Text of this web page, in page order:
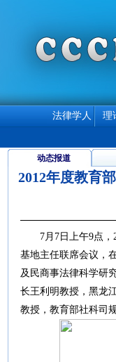
法律学人 理
动态报道
2012年度教育
7月 7 日上午9点，
基地主任联席会议，
及民商事法律科学研
长王利明教授， 黑龙
教授， 教育部社科司